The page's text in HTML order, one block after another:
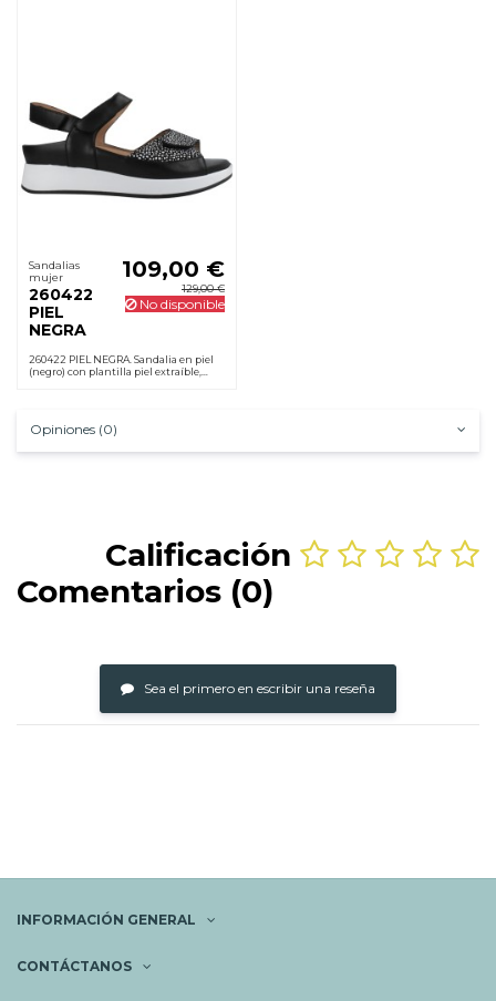
Sandalias
mujer
260422
PIEL
NEGRA
109,00 €
129,00 €
No disponible
260422 PIEL NEGRA. Sandalia en piel
(negro) con plantilla piel extraíble,
Opiniones (0)
Calificación
Comentarios (0)
Sea el primero en escribir una reseña
INFORMACIÓN GENERAL
CONTÁCTANOS